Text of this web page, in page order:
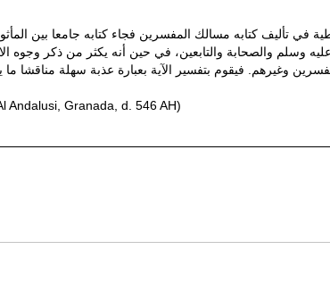
في تأليف كتابه مسالك المفسرين فجاء كتابه جامعا بين
وسلم والصحابة والتابعين، في حين أنه يكثر من ذكر وجوه
وغيرهم. فيقوم بتفسير الآية بعبارة عذبة سهلة مناقشا
Andalusi, Granada, d. 546 AH)